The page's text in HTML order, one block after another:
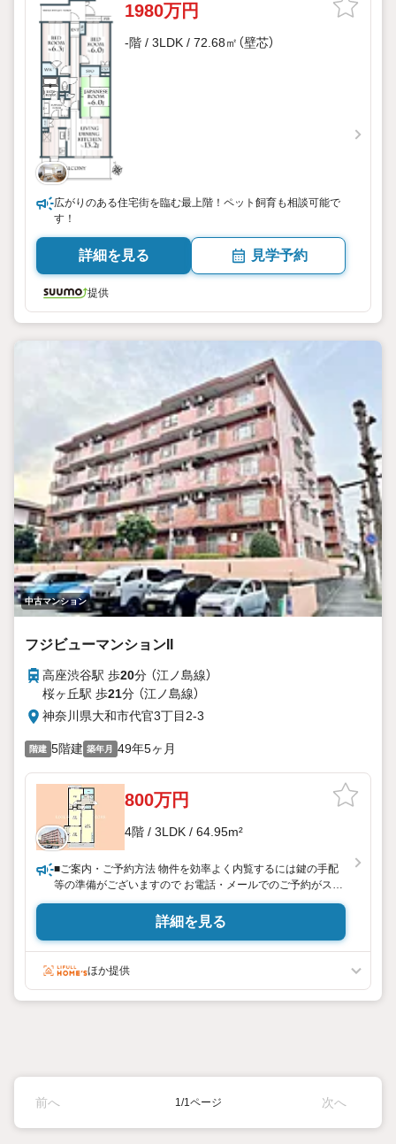
1980万円
-階 / 3LDK / 72.68㎡（壁芯）
広がりのある住宅街を臨む最上階！ペット飼育も相談可能で
す！
詳細を見る 見学予約
提供
中古マンション
フジビューマンションII
高座渋谷駅 歩20分 （江ノ島線）
桜ヶ丘駅 歩21分 （江ノ島線）
神奈川県大和市代官3丁目2-3
階建 5階建 築年月 49年5ヶ月
800万円
4階 / 3LDK / 64.95m²
■ご案内・ご予約方法 物件を効率よく内覧するには鍵の手配
等の準備がございますので お電話・メールでのご予約がスム
ーズ。 (予約なしでのご来場もOK！当日ご案内可能な物件も
ございます。) ご自宅へお迎え・最寄り駅等でお待ち合わ
せ・弊社へのご来社など、ご相談くださいませ。
詳細を見る
ほか提供
前へ 1/1ページ 次へ